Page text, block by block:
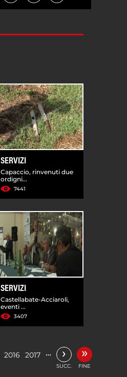
SERVIZI
Capaccio, rinvenuti due
ordigni...
7441
SERVIZI
Castellabate-Acciaroli,
eventi ...
3407
2016 2017 … ›
SUCC.
»
FINE